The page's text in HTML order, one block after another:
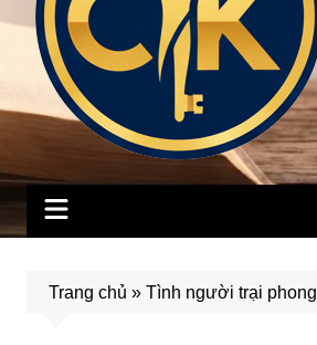
Trang chủ » Tình người trại phong